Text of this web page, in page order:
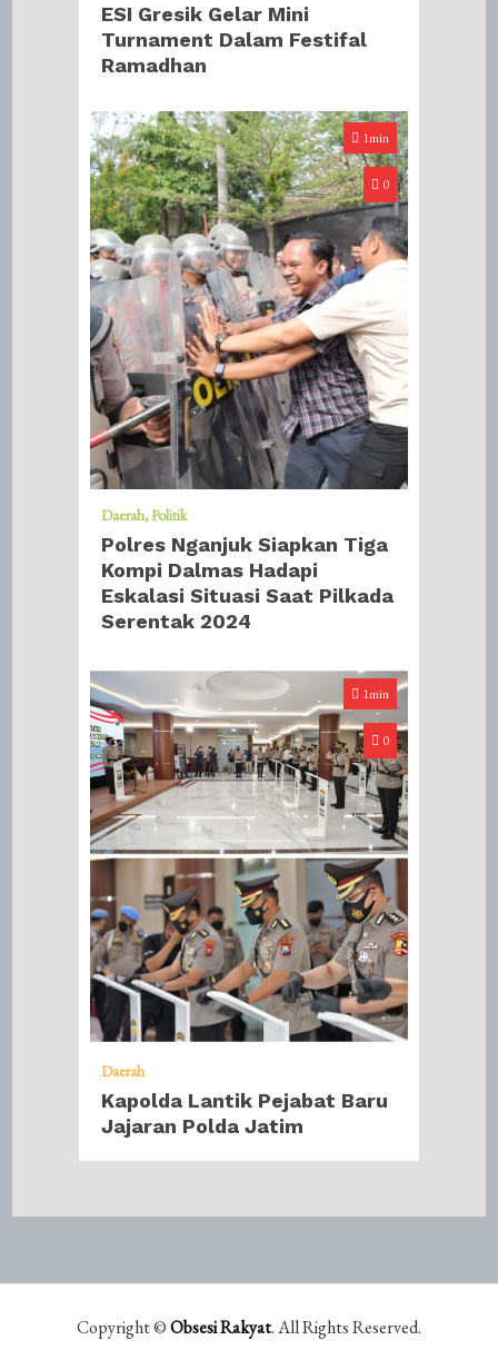
ESI Gresik Gelar Mini
Turnament Dalam Festifal
Ramadhan
1min
0
Daerah Politik
Polres Nganjuk Siapkan Tiga
Kompi Dalmas Hadapi
Eskalasi Situasi Saat Pilkada
Serentak 2024
1min
0
Daerah
Kapolda Lantik Pejabat Baru
Jajaran Polda Jatim
Copyright ©Obsesi Rakyat. All Rights Reserved.